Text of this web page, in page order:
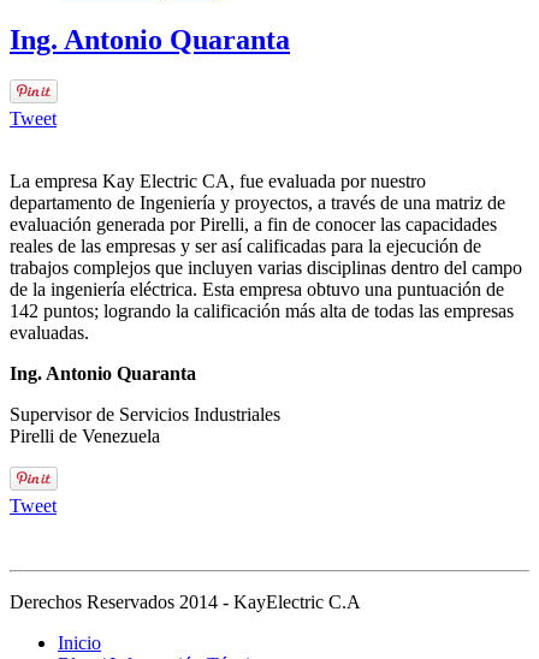
Ing. Antonio Quaranta
Tweet
La empresa Kay Electric CA, fue evaluada por nuestro
departamento de Ingeniería y proyectos, a través de una matriz de
evaluación generada por Pirelli, a fin de conocer las capacidades
reales de las empresas y ser así calificadas para la ejecución de
trabajos complejos que incluyen varias disciplinas dentro del campo
de la ingeniería eléctrica. Esta empresa obtuvo una puntuación de
142 puntos; logrando la calificación más alta de todas las empresas
evaluadas.
Ing. Antonio Quaranta
Supervisor de Servicios Industriales
Pirelli de Venezuela
Tweet
Derechos Reservados 2014 - KayElectric C.A
Inicio